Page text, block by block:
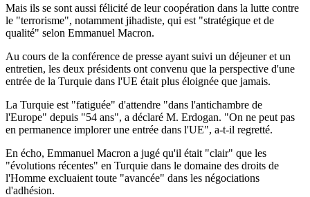
Mais ils se sont aussi félicité de leur coopération dans la lutte contre
le "terrorisme", notamment jihadiste, qui est "stratégique et de
qualité" selon Emmanuel Macron.
Au cours de la conférence de presse ayant suivi un déjeuner et un
entretien, les deux présidents ont convenu que la perspective d'une
entrée de la Turquie dans l'UE était plus éloignée que jamais.
La Turquie est "fatiguée" d'attendre "dans l'antichambre de
l'Europe" depuis "54 ans", a déclaré M. Erdogan. "On ne peut pas
en permanence implorer une entrée dans l'UE", a-t-il regretté.
En écho, Emmanuel Macron a jugé qu'il était "clair" que les
"évolutions récentes" en Turquie dans le domaine des droits de
l'Homme excluaient toute "avancée" dans les négociations
d'adhésion.